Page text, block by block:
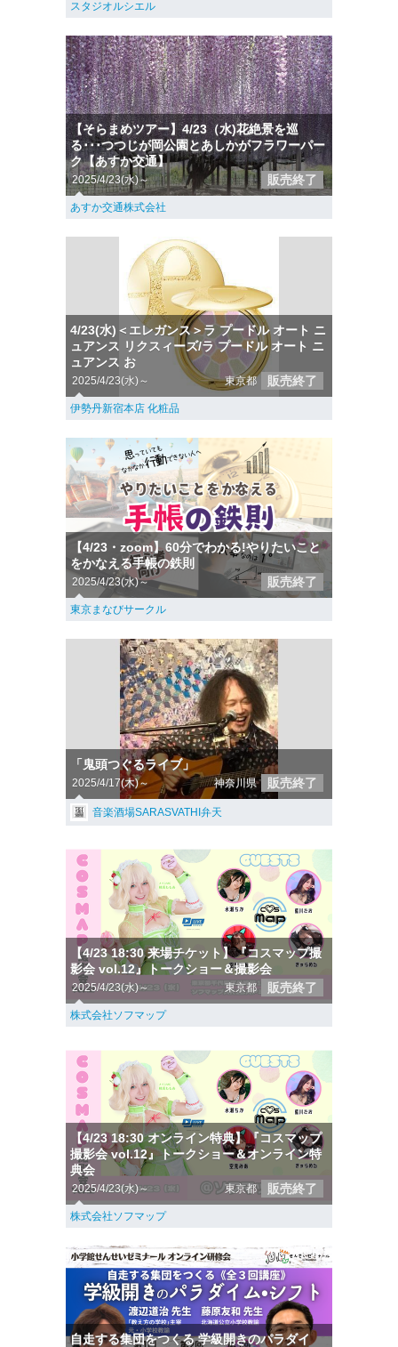
スタジオルシエル
【そらまめツアー】4/23（水)花絶景を巡
る･･･つつじが岡公園とあしかがフラワーパー
ク【あすか交通】
2025/4/23(水)～ 販売終了
あすか交通株式会社
4/23(水)＜エレガンス＞ラ プードル オート ニ
ュアンス リクスィーズ/ラ プードル オート ニ
ュアンス お
2025/4/23(水)～ 東京都 販売終了
伊勢丹新宿本店 化粧品
【4/23・zoom】60分でわかる!やりたいこと
をかなえる手帳の鉄則
2025/4/23(水)～ 販売終了
東京まなびサークル
「鬼頭つぐるライブ」
2025/4/17(木)～ 神奈川県 販売終了
音楽酒場SARASVATHI弁天
【4/23 18:30 来場チケット】『コスマップ撮
影会 vol.12』トークショー＆撮影会
2025/4/23(水)～ 東京都 販売終了
株式会社ソフマップ
【4/23 18:30 オンライン特典】『コスマップ
撮影会 vol.12』トークショー＆オンライン特
典会
2025/4/23(水)～ 東京都 販売終了
株式会社ソフマップ
自走する集団をつくる 学級開きのパラダイ